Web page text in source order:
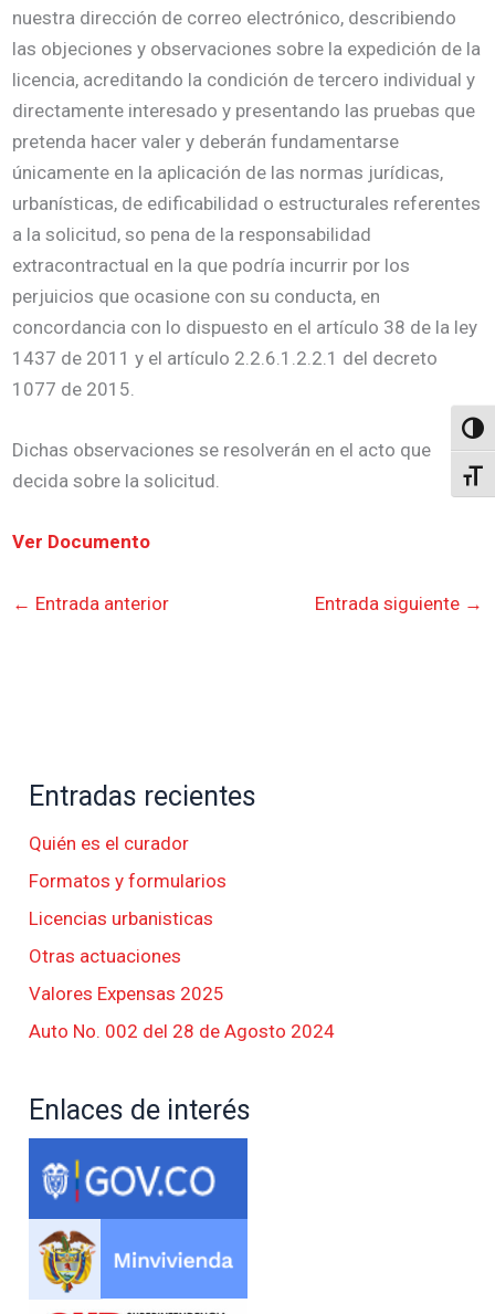
nuestra dirección de correo electrónico, describiendo
las objeciones y observaciones sobre la expedición de la
licencia, acreditando la condición de tercero individual y
directamente interesado y presentando las pruebas que
pretenda hacer valer y deberán fundamentarse
únicamente en la aplicación de las normas jurídicas,
urbanísticas, de edificabilidad o estructurales referentes
a la solicitud, so pena de la responsabilidad
extracontractual en la que podría incurrir por los
perjuicios que ocasione con su conducta, en
concordancia con lo dispuesto en el artículo 38 de la ley
1437 de 2011 y el artículo 2.2.6.1.2.2.1 del decreto
1077 de 2015.
Dichas observaciones se resolverán en el acto que
decida sobre la solicitud.
Ver Documento
← Entrada anterior Entrada siguiente →
Entradas recientes
Quién es el curador
Formatos y formularios
Licencias urbanisticas
Otras actuaciones
Valores Expensas 2025
Auto No. 002 del 28 de Agosto 2024
Enlaces de interés